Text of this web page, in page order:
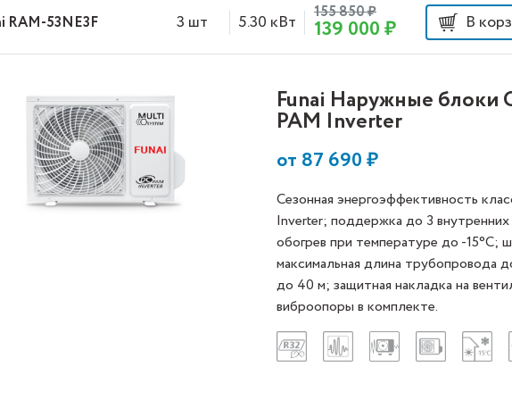
RAM-53NE3F 3 шт 5.30 кВт 155 850 ₽
139 000 ₽ В
Funai Наружные блоки
PAM Inverter
от 87 690₽
Сезонная энергоэффективность
Inverter; поддержка до 3
обогрев при температуре до -15°C;
максимальная длина трубопровода
до 40 м; защитная накладка на
виброопоры в комплекте.